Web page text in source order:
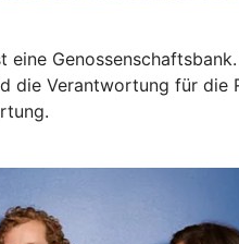
eine
die Verantwortung für